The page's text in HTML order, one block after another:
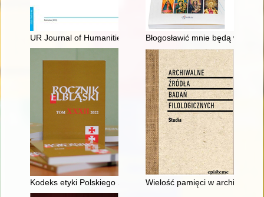
UR Journal of Humanities and Social Sciences. 2022, nr 3
Błogosławić mnie będą
Kodeks etyki Polskiego Stowarzyszenia Historycznego
Wielość pamięci w archiwum